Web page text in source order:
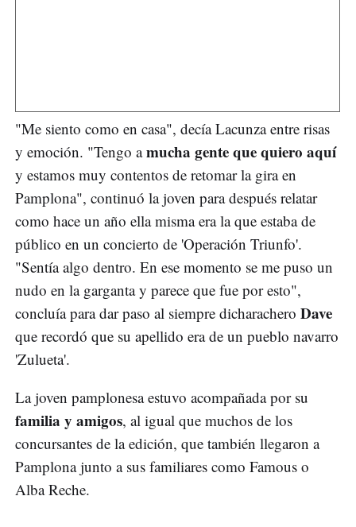
"Me siento como en casa", decía Lacunza entre risas
y emoción. "Tengo amucha gente que quiero aquí
y estamos muy contentos de retomar la gira en
Pamplona", continuó la joven para después relatar
como hace un año ella misma era la que estaba de
público en un concierto de 'Operación Triunfo'.
"Sentía algo dentro. En ese momento se me puso un
nudo en la garganta y parece que fue por esto",
concluía para dar paso al siempre dicharachero Dave
que recordó que su apellido era de un pueblo navarro
'Zulueta'.
La joven pamplonesa estuvo acompañada por su
familia y amigos, al igual que muchos de los
concursantes de la edición, que también llegaron a
Pamplona junto a sus familiares como Famous o
Alba Reche.